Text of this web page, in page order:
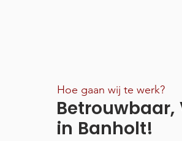
Hoe gaan wij te werk?
in Banholt!